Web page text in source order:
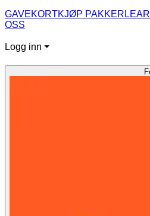
GAVEKORTKJØP PAKKER
OSS
Logg inn ⏷